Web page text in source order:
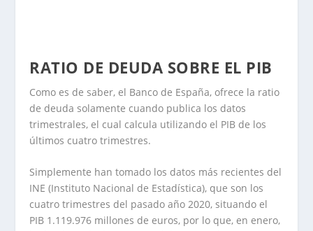
RATIO DE DEUDA SOBRE EL PIB
Como es de saber, el Banco de España, ofrece la ratio
de deuda solamente cuando publica los datos
trimestrales, el cual calcula utilizando el PIB de los
últimos cuatro trimestres.
Simplemente han tomado los datos más recientes del
INE (Instituto Nacional de Estadística), que son los
cuatro trimestres del pasado año 2020, situando el
PIB 1.119.976 millones de euros, por lo que, en enero,